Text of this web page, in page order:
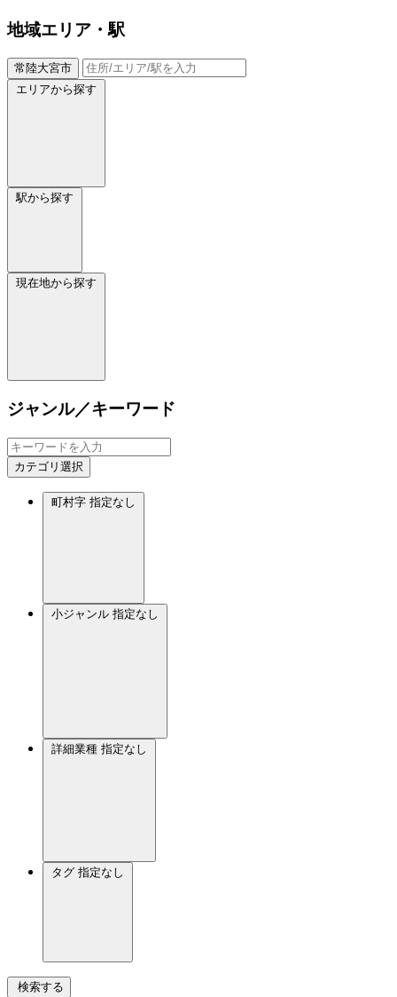
地域エリア・駅
常陸大宮市
エリアから探す
駅から探す
現在地から探す
ジャンル／キーワード
カテゴリ選択
町村字 指定なし
小ジャンル 指定なし
詳細業種 指定なし
タグ 指定なし
検索する